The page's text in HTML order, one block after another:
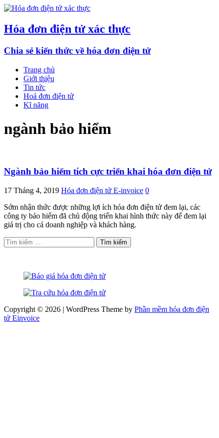
Hóa đơn điện tử xác thực
Chia sẻ kiến thức về hóa đơn điện tử
Trang chủ
Giới thiệu
Tin tức
Hoá đơn điện tử
Kĩ năng
ngành bảo hiểm
Ngành bảo hiểm tích cực triển khai hóa đơn điện tử
17 Tháng 4, 2019 Hóa đơn điện tử E-invoice 0
Sớm nhận thức được những lợi ích hóa đơn điện tử đem lại, các
công ty bảo hiểm đã chủ động triển khai hình thức này để đem lại
giá trị cho cả doanh nghiệp và khách hàng.
Tìm
kiếm
Copyright © 2026 | WordPress Theme by Phần mềm hóa đơn điện
tử Einvoice